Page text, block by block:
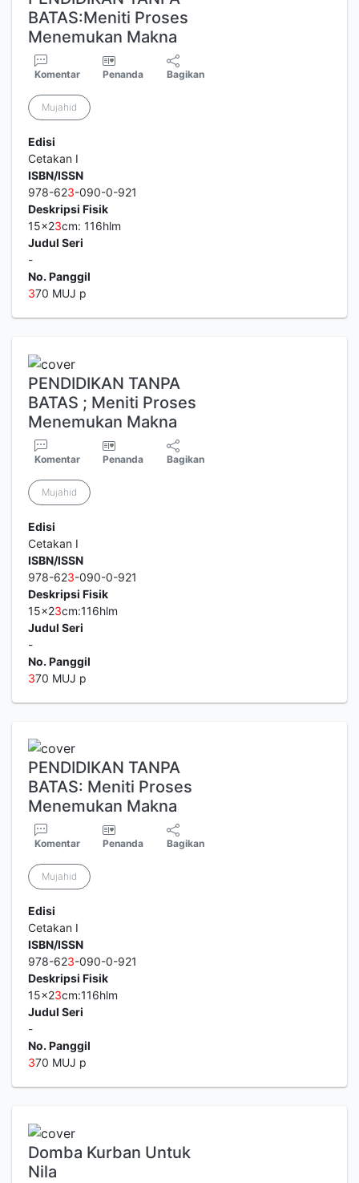
BATAS:Meniti Proses
Menemukan Makna
Komentar Penanda Bagikan
Mujahid
Edisi
Cetakan I
ISBN/ISSN
978-623-090-0-921
Deskripsi Fisik
15x23cm: 116hlm
Judul Seri
-
No. Panggil
370 MUJ p
PENDIDIKAN TANPA
BATAS ; Meniti Proses
Menemukan Makna
Komentar Penanda Bagikan
Mujahid
Edisi
Cetakan I
ISBN/ISSN
978-623-090-0-921
Deskripsi Fisik
15x23cm:116hlm
Judul Seri
-
No. Panggil
370 MUJ p
PENDIDIKAN TANPA
BATAS: Meniti Proses
Menemukan Makna
Komentar Penanda Bagikan
Mujahid
Edisi
Cetakan I
ISBN/ISSN
978-623-090-0-921
Deskripsi Fisik
15x23cm:116hlm
Judul Seri
-
No. Panggil
370 MUJ p
Domba Kurban Untuk
Nila